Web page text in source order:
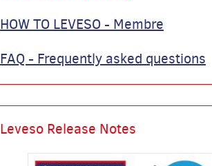
HOW TO LEVESO - Membre
FAQ - Frequently asked questions
Leveso Release Notes